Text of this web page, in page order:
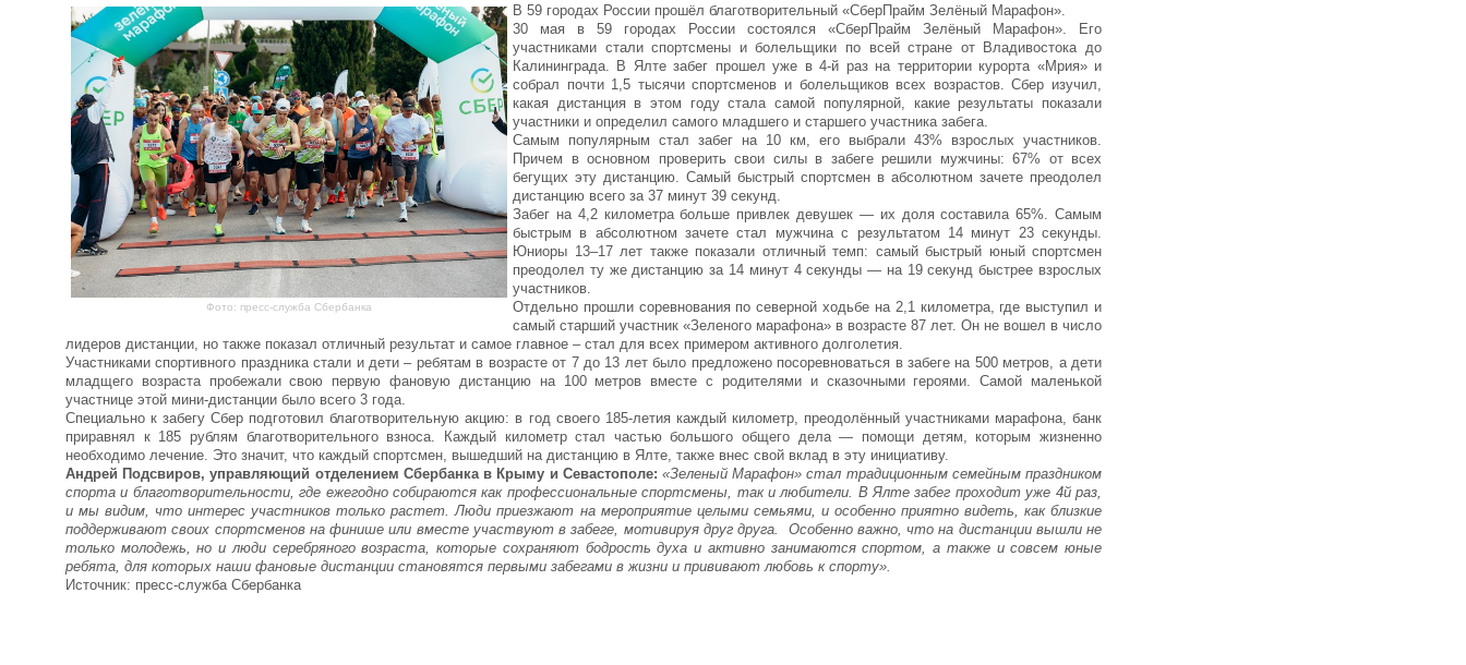
Фото: пресс-служба Сбербанка
В 59 городах России прошёл благотворительный «СберПрайм Зелёный Марафон».
30 мая в 59 городах России состоялся «СберПрайм Зелёный Марафон». Его
участниками стали спортсмены и болельщики по всей стране от Владивостока до
Калининграда. В Ялте забег прошел уже в 4-й раз на территории курорта «Мрия» и
собрал почти 1,5 тысячи спортсменов и болельщиков всех возрастов. Сбер изучил,
какая дистанция в этом году стала самой популярной, какие результаты показали
участники и определил самого младшего и старшего участника забега.
Самым популярным стал забег на 10 км, его выбрали 43% взрослых участников.
Причем в основном проверить свои силы в забеге решили мужчины: 67% от всех
бегущих эту дистанцию. Самый быстрый спортсмен в абсолютном зачете преодолел
дистанцию всего за 37 минут 39 секунд.
Забег на 4,2 километра больше привлек девушек — их доля составила 65%. Самым
быстрым в абсолютном зачете стал мужчина с результатом 14 минут 23 секунды.
Юниоры 13–17 лет также показали отличный темп: самый быстрый юный спортсмен
преодолел ту же дистанцию за 14 минут 4 секунды — на 19 секунд быстрее взрослых
участников.
Отдельно прошли соревнования по северной ходьбе на 2,1 километра, где выступил и
самый старший участник «Зеленого марафона» в возрасте 87 лет. Он не вошел в число
лидеров дистанции, но также показал отличный результат и самое главное – стал для всех примером активного долголетия.
Участниками спортивного праздника стали и дети – ребятам в возрасте от 7 до 13 лет было предложено посоревноваться в забеге на 500 метров, а дети
младщего возраста пробежали свою первую фановую дистанцию на 100 метров вместе с родителями и сказочными героями. Самой маленькой
участнице этой мини-дистанции было всего 3 года.
Специально к забегу Сбер подготовил благотворительную акцию: в год своего 185-летия каждый километр, преодолённый участниками марафона, банк
приравнял к 185 рублям благотворительного взноса. Каждый километр стал частью большого общего дела — помощи детям, которым жизненно
необходимо лечение. Это значит, что каждый спортсмен, вышедший на дистанцию в Ялте, также внес свой вклад в эту инициативу.
Андрей Подсвиров, управляющий отделением Сбербанка в Крыму и Севастополе: «Зеленый Марафон» стал традиционным семейным праздником
спорта и благотворительности, где ежегодно собираются как профессиональные спортсмены, так и любители. В Ялте забег проходит уже 4й раз,
и мы видим, что интерес участников только растет. Люди приезжают на мероприятие целыми семьями, и особенно приятно видеть, как близкие
поддерживают своих спортсменов на финише или вместе участвуют в забеге, мотивируя друг друга. Особенно важно, что на дистанции вышли не
только молодежь, но и люди серебряного возраста, которые сохраняют бодрость духа и активно занимаются спортом, а также и совсем юные
ребята, для которых наши фановые дистанции становятся первыми забегами в жизни и прививают любовь к спорту».
Источник: пресс-служба Сбербанка